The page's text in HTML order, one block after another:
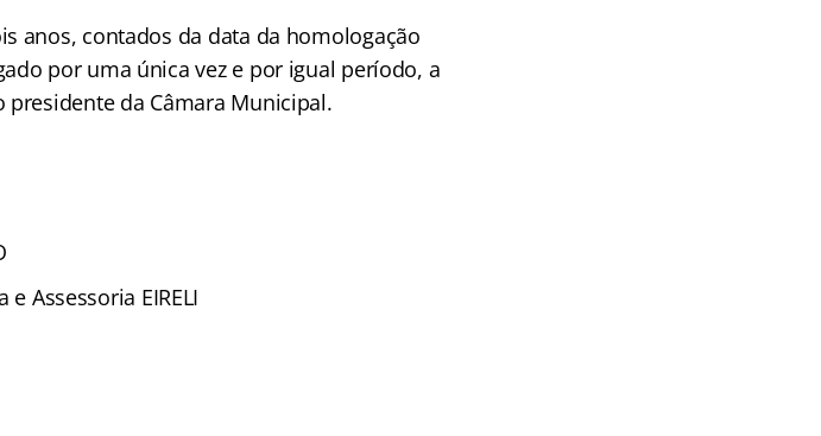
anos, contados da data da homologação
por uma única vez e por igual período, a
da Câmara Municipal.
Assessoria EIRELI